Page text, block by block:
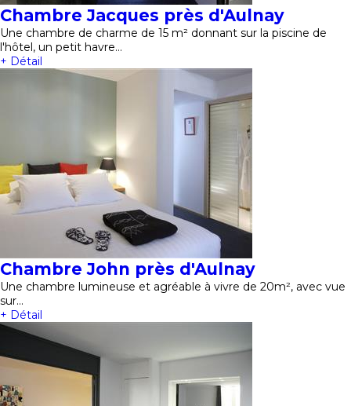
Chambre Jacques près d'Aulnay
Une chambre de charme de 15 m² donnant sur la piscine de
l'hôtel, un petit havre…
+ Détail
Chambre John près d'Aulnay
Une chambre lumineuse et agréable à vivre de 20m², avec vue
sur…
+ Détail